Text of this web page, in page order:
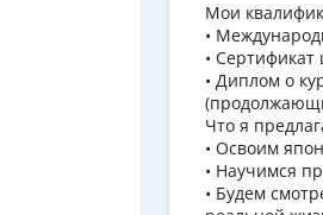
Мои
•
•
• Диплом о
Что я
• Освоим
• Научимся
• Будем